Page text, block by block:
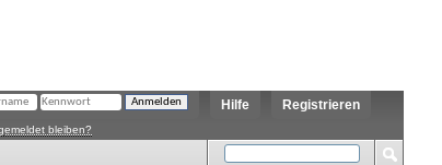
Registrieren
Hilfe
bleiben?